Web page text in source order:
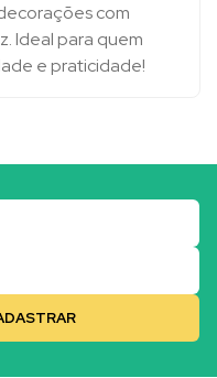
com
Ideal para quem
e praticidade!